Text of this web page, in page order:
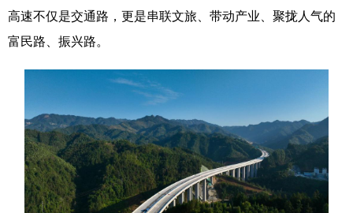
广东 广西 海南 重庆
四川
陕西 甘肃
新疆 内蒙古 黑龙江
多语种频道
English Español Français عربى
高速不仅是交通路，更是串联文旅、带动产业、聚拢人气的
富民路、振兴路。